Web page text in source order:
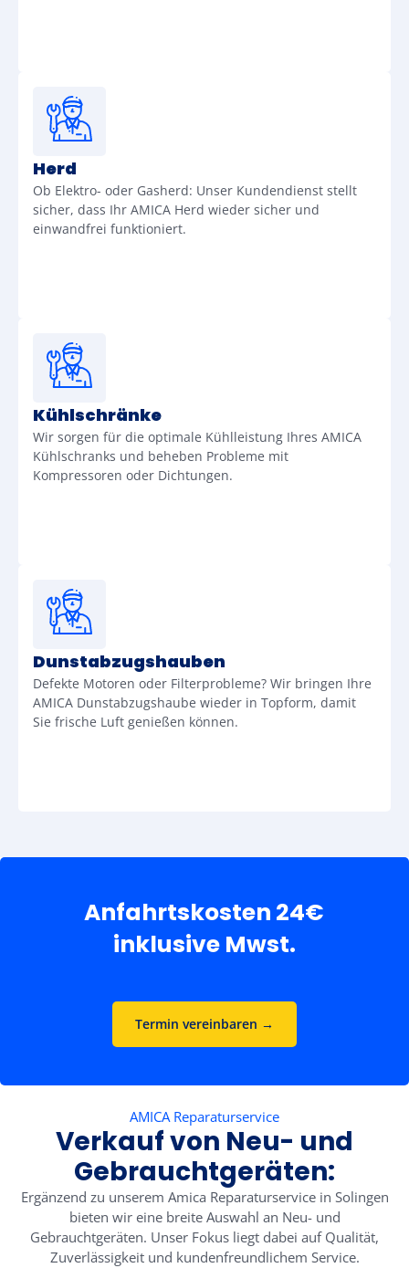
Herd
Ob Elektro- oder Gasherd: Unser Kundendienst stellt
sicher, dass Ihr AMICA Herd wieder sicher und
einwandfrei funktioniert.
Kühlschränke
Wir sorgen für die optimale Kühlleistung Ihres AMICA
Kühlschranks und beheben Probleme mit
Kompressoren oder Dichtungen.
Dunstabzugshauben
Defekte Motoren oder Filterprobleme? Wir bringen Ihre
AMICA Dunstabzugshaube wieder in Topform, damit
Sie frische Luft genießen können.
Anfahrtskosten 24€
inklusive Mwst.
Termin vereinbaren →
AMICA Reparaturservice
Verkauf von Neu- und
Gebrauchtgeräten:
Ergänzend zu unserem Amica Reparaturservice in Solingen
bieten wir eine breite Auswahl an Neu- und
Gebrauchtgeräten. Unser Fokus liegt dabei auf Qualität,
Zuverlässigkeit und kundenfreundlichem Service.